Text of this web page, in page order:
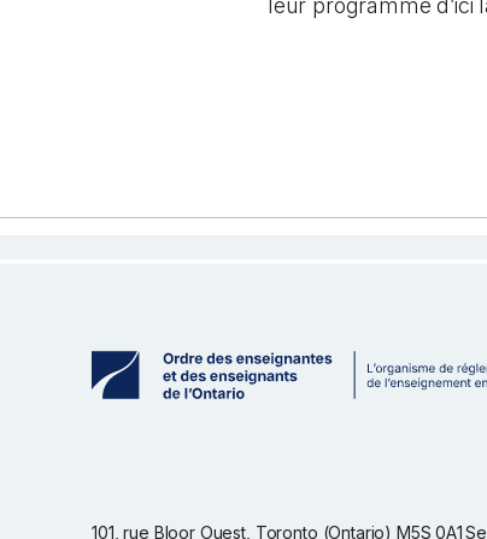
leur programme d’ici
101, rue Bloor Ouest, Toronto (Ontario) M5S 0A1